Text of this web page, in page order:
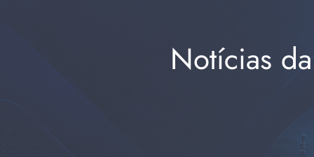
Notícias